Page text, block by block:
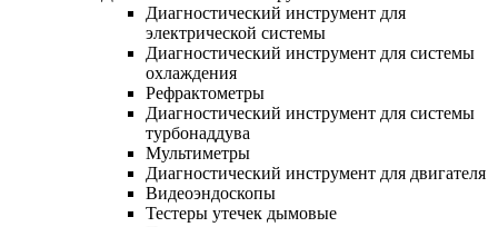
Диагностический инструмент для
электрической системы
Диагностический инструмент для системы
охлаждения
Рефрактометры
Диагностический инструмент для системы
турбонаддува
Мультиметры
Диагностический инструмент для двигателя
Видеоэндоскопы
Тестеры утечек дымовые